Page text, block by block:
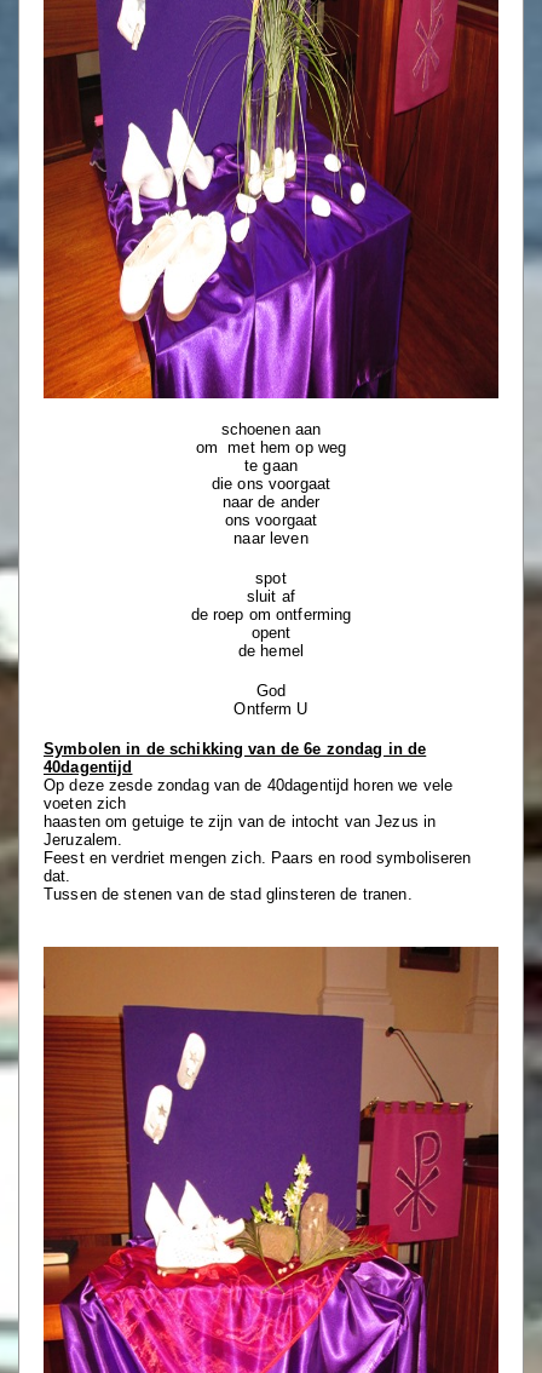
schoenen aan
om met hem op weg
te gaan
die ons voorgaat
naar de ander
ons voorgaat
naar leven
spot
sluit af
de roep om ontferming
opent
de hemel
God
Ontferm U
Symbolen in de schikking van de 6e zondag in de
40dagentijd
Op deze zesde zondag van de 40dagentijd horen we vele
voeten zich
haasten om getuige te zijn van de intocht van Jezus in
Jeruzalem.
Feest en verdriet mengen zich. Paars en rood symboliseren
dat.
Tussen de stenen van de stad glinsteren de tranen.